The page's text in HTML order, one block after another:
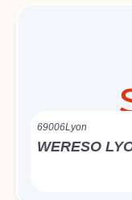
69006Lyon
WERESO